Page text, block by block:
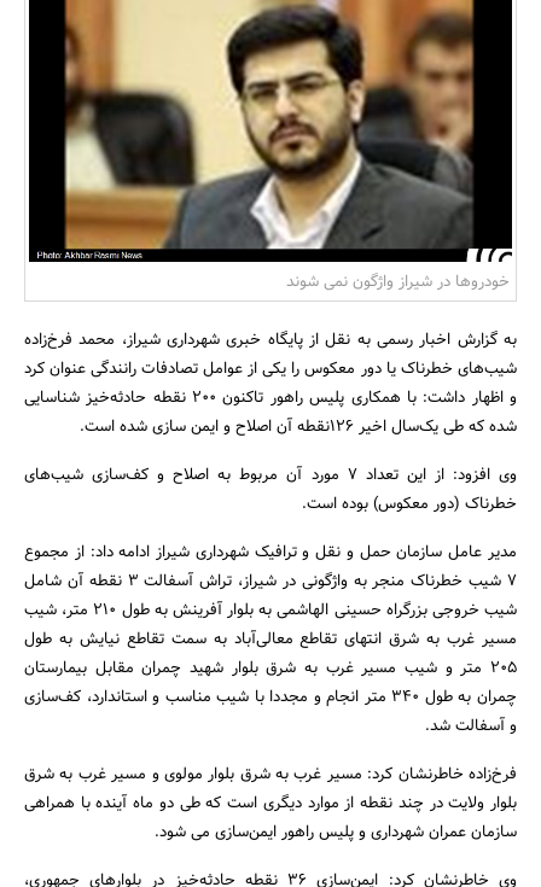
بانک، بیمه و سرمایه
مسکن و ساختمان
جستجو
خودروها در شیراز واژگون نمی شوند
به گزارش اخبار رسمی به نقل از پایگاه خبری شهرداری شیراز، محمد فرخ‌زاده
شیب‌های خطرناک یا دور معکوس را یکی از عوامل تصادفات رانندگی عنوان کرد
و اظهار داشت: با همکاری پلیس راهور تاکنون 200 نقطه حادثه‌خیز شناسایی
شده که طی یک‌سال اخیر 126نقطه آن اصلاح و ایمن سازی شده است.
وی افزود: از این تعداد 7 مورد آن مربوط به اصلاح و کف‌سازی شیب‌های
خطرناک (دور معکوس) بوده است.
مدیر عامل سازمان حمل و نقل و ترافیک شهرداری شیراز ادامه داد: از مجموع
7 شیب خطرناک منجر به واژگونی در شیراز، تراش آسفالت 3 نقطه آن شامل
شیب خروجی بزرگراه حسینی الهاشمی به بلوار آفرینش به طول 210 متر، شیب
مسیر غرب به شرق انتهای تقاطع معالی‌آباد به سمت تقاطع نیایش به طول
205 متر و شیب مسیر غرب به شرق بلوار شهید چمران مقابل بیمارستان
چمران به طول 340 متر انجام و مجددا با شیب مناسب و استاندارد، کف‌سازی
و آسفالت شد.
فرخ‌زاده خاطرنشان کرد: مسیر غرب به شرق بلوار مولوی و مسیر غرب به شرق
بلوار ولایت در چند نقطه از موارد دیگری است که طی دو ماه آینده با همراهی
سازمان عمران شهرداری و پلیس راهور ایمن‌سازی می شود.
وی خاطرنشان کرد: ایمن‌سازی 36 نقطه حادثه‌خیز در بلوارهای جمهوری،